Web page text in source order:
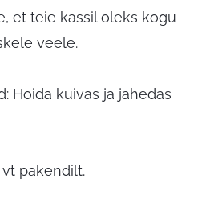
et teie kassil oleks kogu
veele.
Hoida kuivas ja jahedas
vt pakendilt.